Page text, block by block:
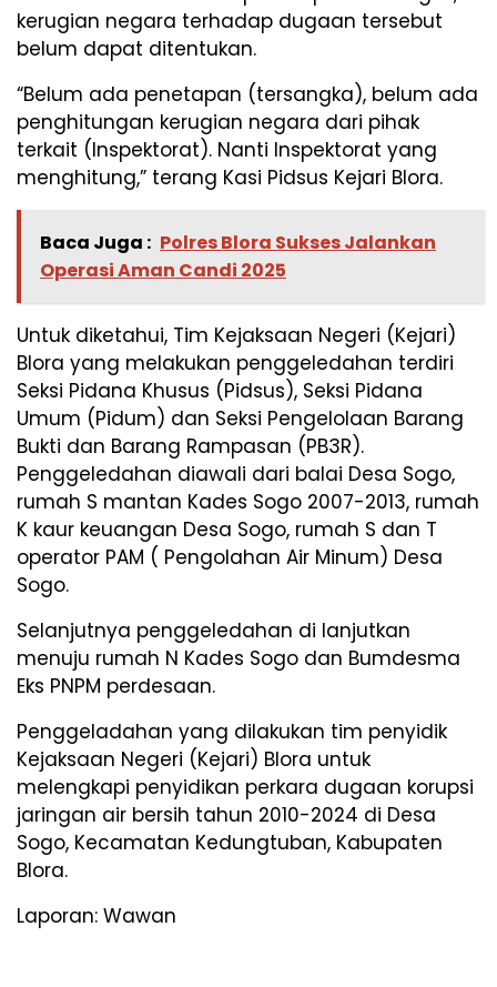
kerugian negara terhadap dugaan tersebut
belum dapat ditentukan.
“Belum ada penetapan (tersangka), belum ada
penghitungan kerugian negara dari pihak
terkait (Inspektorat). Nanti Inspektorat yang
menghitung,” terang Kasi Pidsus Kejari Blora.
Baca Juga : Polres Blora Sukses Jalankan
Operasi Aman Candi 2025
Untuk diketahui, Tim Kejaksaan Negeri (Kejari)
Blora yang melakukan penggeledahan terdiri
Seksi Pidana Khusus (Pidsus), Seksi Pidana
Umum (Pidum) dan Seksi Pengelolaan Barang
Bukti dan Barang Rampasan (PB3R).
Penggeledahan diawali dari balai Desa Sogo,
rumah S mantan Kades Sogo 2007-2013, rumah
K kaur keuangan Desa Sogo, rumah S dan T
operator PAM ( Pengolahan Air Minum) Desa
Sogo.
Selanjutnya penggeledahan di lanjutkan
menuju rumah N Kades Sogo dan Bumdesma
Eks PNPM perdesaan.
Penggeladahan yang dilakukan tim penyidik
Kejaksaan Negeri (Kejari) Blora untuk
melengkapi penyidikan perkara dugaan korupsi
jaringan air bersih tahun 2010-2024 di Desa
Sogo, Kecamatan Kedungtuban, Kabupaten
Blora.
Laporan: Wawan